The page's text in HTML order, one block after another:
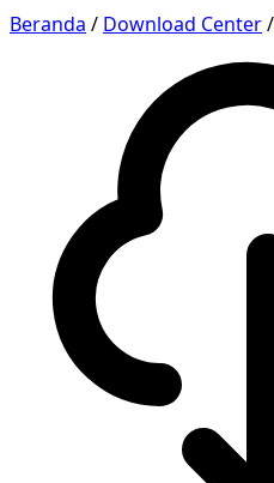
Beranda / Download Center/